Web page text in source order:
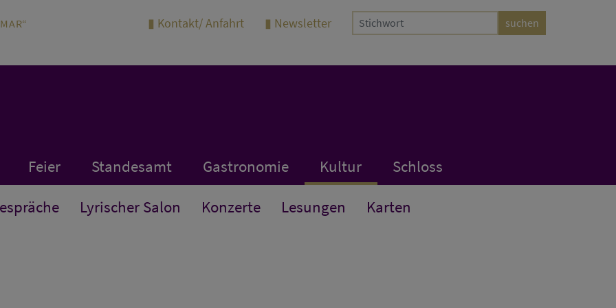
Kontakt/ Anfahrt Newsletter
Feier Standesamt Gastronomie Kultur Schloss
Lyrischer Salon Konzerte Lesungen Karten